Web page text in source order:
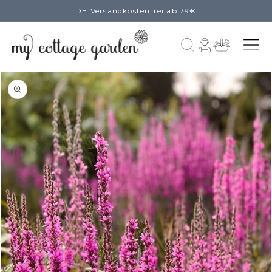
Inhalt
DE Versandkostenfrei ab 79€
Einloggen
Warenkorb